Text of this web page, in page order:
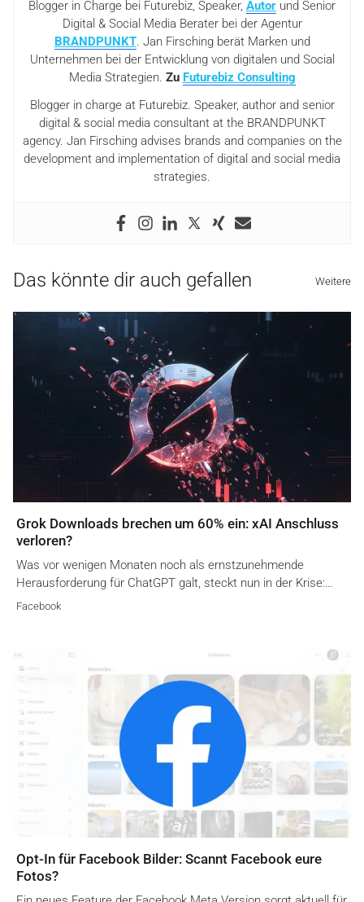
Blogger in Charge bei Futurebiz, Speaker, Autor und Senior
Digital & Social Media Berater bei der Agentur
BRANDPUNKT. Jan Firsching berät Marken und
Unternehmen bei der Entwicklung von digitalen und Social
Media Strategien. Zu Futurebiz Consulting
Blogger in charge at Futurebiz. Speaker, author and senior
digital & social media consultant at the BRANDPUNKT
agency. Jan Firsching advises brands and companies on the
development and implementation of digital and social media
strategies.
Das könnte dir auch gefallen Weitere
Grok Downloads brechen um 60% ein: xAI Anschluss
verloren?
Was vor wenigen Monaten noch als ernstzunehmende
Herausforderung für ChatGPT galt, steckt nun in der Krise:…
Facebook
Opt-In für Facebook Bilder: Scannt Facebook eure
Fotos?